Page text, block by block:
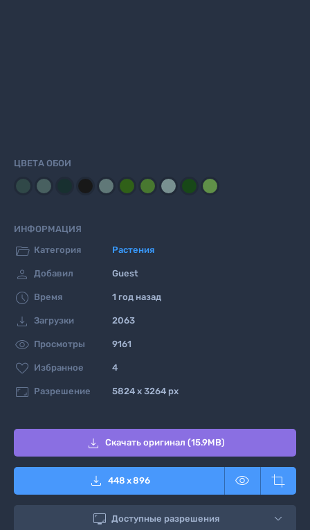
ЦВЕТА ОБОИ
ИНФОРМАЦИЯ
 Категория Растения
 Добавил Guest
 Время 1 год назад
 Загрузки 2063
 Просмотры 9161
 Избранное 4
 Разрешение 5824 x 3264 px
 Скачать оригинал (15.9MB)
 448 x896  
 Доступные разрешения